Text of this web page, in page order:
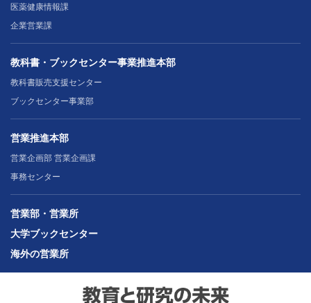
医薬健康情報課
企業営業課
教科書・ブックセンター事業推進本部
教科書販売支援センター
ブックセンター事業部
営業推進本部
営業企画部 営業企画課
事務センター
営業部・営業所
大学ブックセンター
海外の営業所